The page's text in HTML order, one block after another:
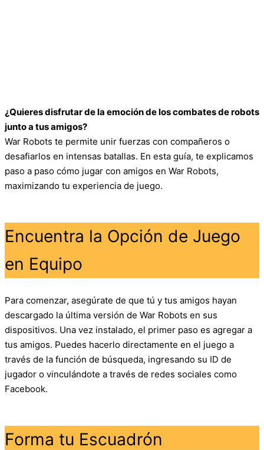
¿Quieres disfrutar de la emoción de los combates de robots
junto a tus amigos?
War Robots te permite unir fuerzas con compañeros o
desafiarlos en intensas batallas. En esta guía, te explicamos
paso a paso cómo jugar con amigos en War Robots,
maximizando tu experiencia de juego.
Encuentra la Opción de Juego
en Equipo
Para comenzar, asegúrate de que tú y tus amigos hayan
descargado la última versión de War Robots en sus
dispositivos. Una vez instalado, el primer paso es agregar a
tus amigos. Puedes hacerlo directamente en el juego a
través de la función de búsqueda, ingresando su ID de
jugador o vinculándote a través de redes sociales como
Facebook.
Forma tu Escuadrón